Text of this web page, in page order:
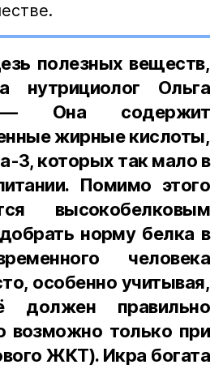
полезных веществ,
нутрициолог Ольга
— Она содержит
жирные кислоты,
3, которых так мало в
Помимо этого
высокобелковым
норму белка в
человека
особенно учитывая,
правильно
возможно только при
ЖКТ). Икра богата